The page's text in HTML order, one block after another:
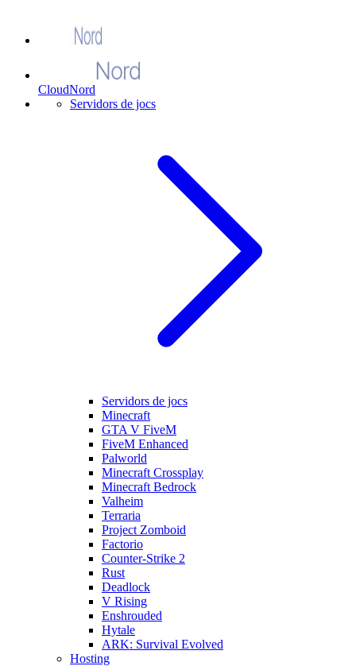
CloudNord
Servidors de jocs
Servidors de jocs
Minecraft
GTA V FiveM
FiveM Enhanced
Palworld
Minecraft Crossplay
Minecraft Bedrock
Valheim
Terraria
Project Zomboid
Factorio
Counter-Strike 2
Rust
Deadlock
V Rising
Enshrouded
Hytale
ARK: Survival Evolved
Hosting